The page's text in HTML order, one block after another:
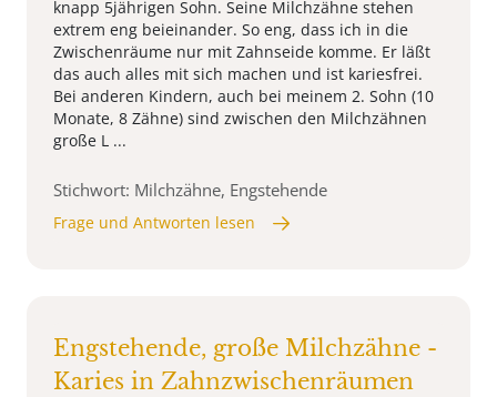
knapp 5jährigen Sohn. Seine Milchzähne stehen
extrem eng beieinander. So eng, dass ich in die
Zwischenräume nur mit Zahnseide komme. Er läßt
das auch alles mit sich machen und ist kariesfrei.
Bei anderen Kindern, auch bei meinem 2. Sohn (10
Monate, 8 Zähne) sind zwischen den Milchzähnen
große L ...
Stichwort: Milchzähne, Engstehende
Frage und Antworten lesen
Engstehende, große Milchzähne -
Karies in Zahnzwischenräumen